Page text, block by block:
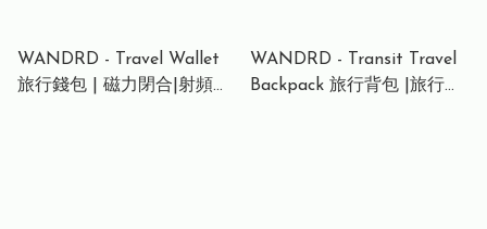
WANDRD - Travel Wallet
旅行錢包 | 磁力閉合|射頻識
WANDRD - Transit Travel
Backpack 旅行背包 |旅行背